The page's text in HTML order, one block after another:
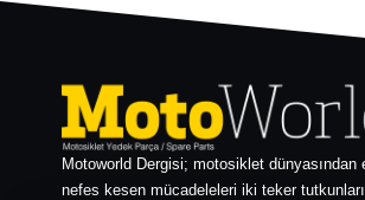
Motoworld Dergisi; motosiklet
nefes kesen mücadeleleri iki teker